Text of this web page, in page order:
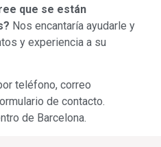
que se están
Nos encantaría ayudarle y
y experiencia a su
teléfono, correo
de contacto.
de Barcelona.